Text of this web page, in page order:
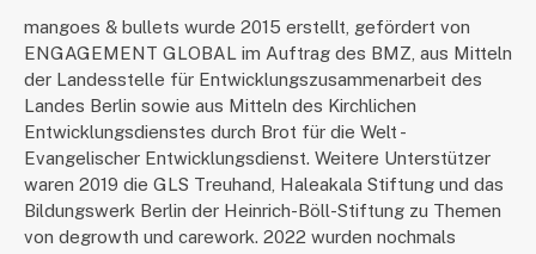
mangoes & bullets wurde 2015 erstellt, gefördert von
ENGAGEMENT GLOBAL im Auftrag des BMZ, aus Mitteln
der Landesstelle für Entwicklungszusammenarbeit des
Landes Berlin sowie aus Mitteln des Kirchlichen
Entwicklungsdienstes durch Brot für die Welt -
Evangelischer Entwicklungsdienst. Weitere Unterstützer
waren 2019 die GLS Treuhand, Haleakala Stiftung und das
Bildungswerk Berlin der Heinrich-Böll-Stiftung zu Themen
von degrowth und carework. 2022 wurden nochmals